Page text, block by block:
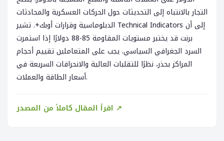
التجار بالانتباه إلى التحديثات حول الحركات العسكرية والمحادثات
الدبلوماسية وقرارات أوبك+. تشير Technical Indicators إلى أن
برنت قد يختبر مستويات المقاومة 85-88 دولارًا إذا استمرت
السرد الجغرافي السياسي. يجب على المتعاملين تقييم أحجام
المراكز بحذر، نظرًا للتقلبات العالية والانحرافات السريعة في
أسعار الطاقة والعملات.
اقرأ المقال كاملاً من المصدر ↗